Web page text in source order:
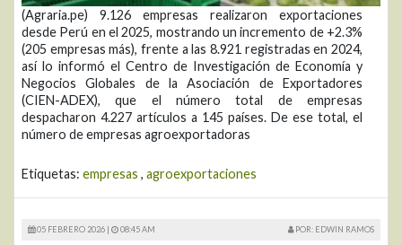
(Agraria.pe) 9.126 empresas realizaron exportaciones
desde Perú en el 2025, mostrando un incremento de +2.3%
(205 empresas más), frente a las 8.921 registradas en 2024,
así lo informó el Centro de Investigación de Economía y
Negocios Globales de la Asociación de Exportadores
(CIEN-ADEX), que el número total de empresas
despacharon 4.227 artículos a 145 países. De ese total, el
número de empresas agroexportadoras
Etiquetas: empresas , agroexportaciones
05 FEBRERO 2026 | 08:45 AM POR: EDWIN RAMOS